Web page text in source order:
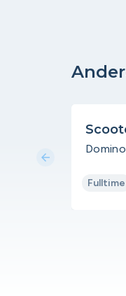
Fulltime
arrow_back